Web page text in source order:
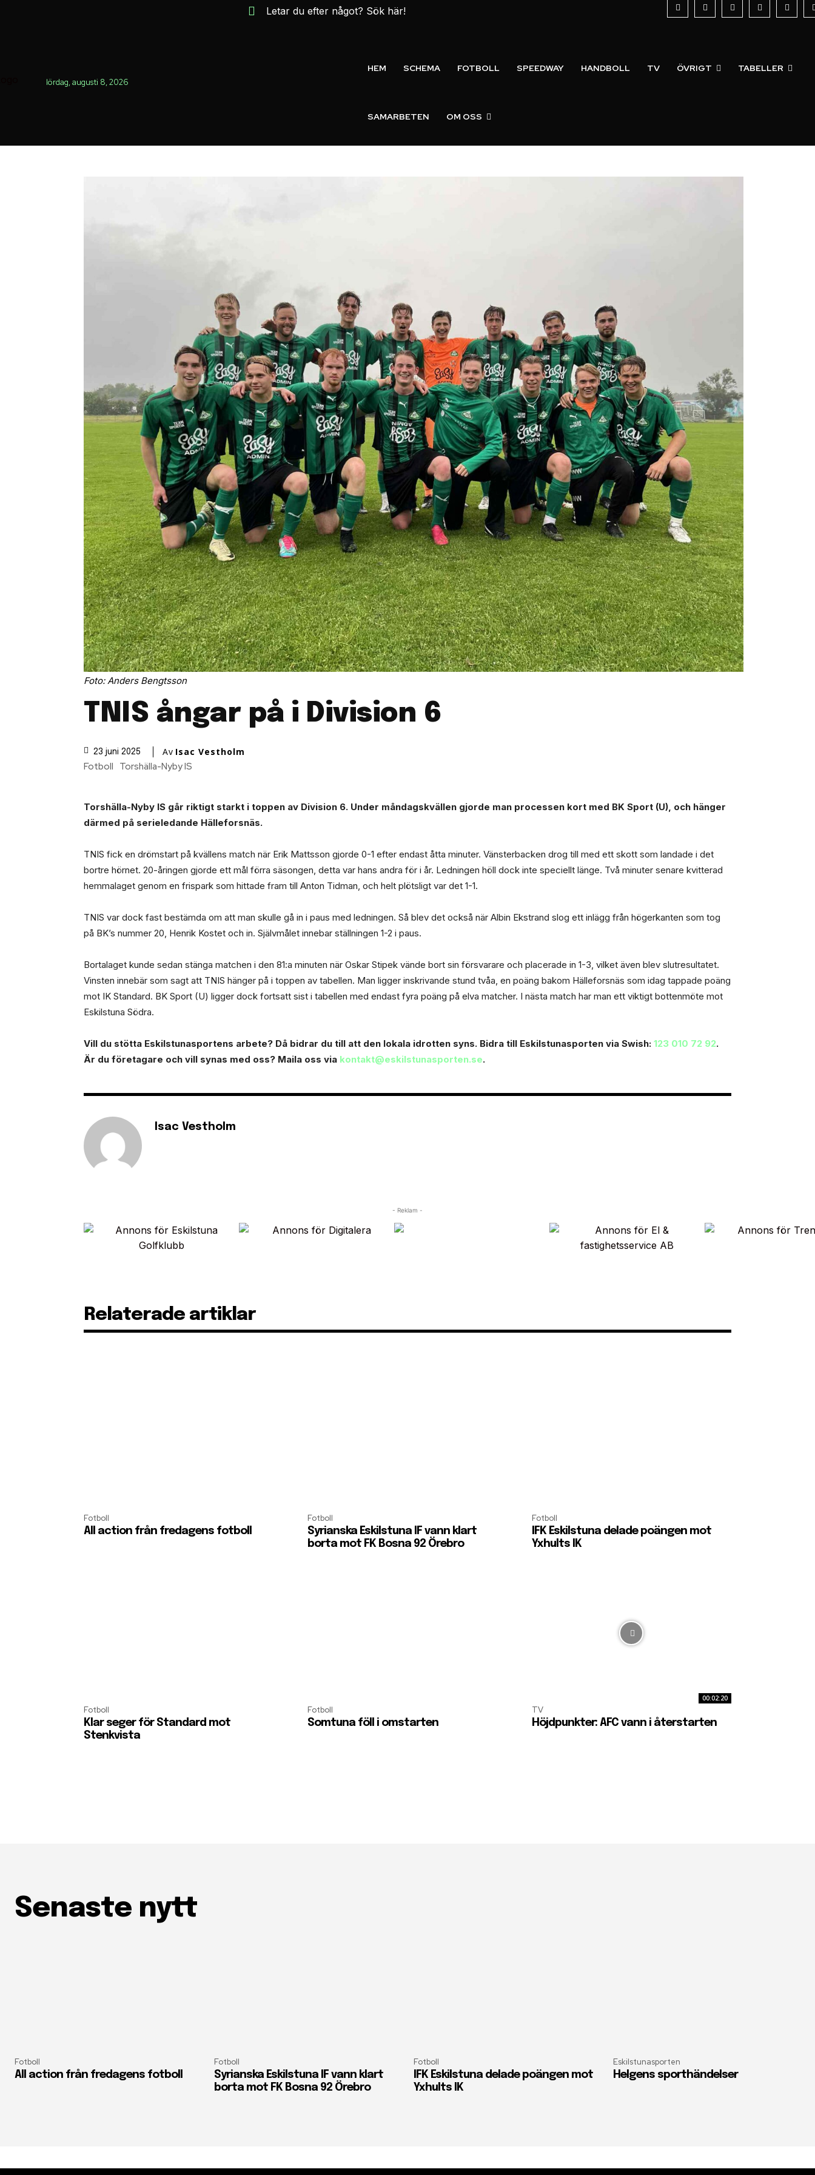
lördag, augusti 8, 2026
Letar du efter något? Sök här!
HEM SCHEMA FOTBOLL SPEEDWAY HANDBOLL TV ÖVRIGT TABELLER
SAMARBETEN OM OSS
Foto: Anders Bengtsson
TNIS ångar på i Division 6
23 juni 2025 Av Isac Vestholm
Fotboll Torshälla-Nyby IS
Torshälla-Nyby IS går riktigt starkt i toppen av Division 6. Under måndagskvällen gjorde man processen kort med BK Sport (U), och hänger
därmed på serieledande Hälleforsnäs.
TNIS fick en drömstart på kvällens match när Erik Mattsson gjorde 0-1 efter endast åtta minuter. Vänsterbacken drog till med ett skott som landade i det
bortre hörnet. 20-åringen gjorde ett mål förra säsongen, detta var hans andra för i år. Ledningen höll dock inte speciellt länge. Två minuter senare kvitterad
hemmalaget genom en frispark som hittade fram till Anton Tidman, och helt plötsligt var det 1-1.
TNIS var dock fast bestämda om att man skulle gå in i paus med ledningen. Så blev det också när Albin Ekstrand slog ett inlägg från högerkanten som tog
på BK’s nummer 20, Henrik Kostet och in. Självmålet innebar ställningen 1-2 i paus.
Bortalaget kunde sedan stänga matchen i den 81:a minuten när Oskar Stipek vände bort sin försvarare och placerade in 1-3, vilket även blev slutresultatet.
Vinsten innebär som sagt att TNIS hänger på i toppen av tabellen. Man ligger inskrivande stund tvåa, en poäng bakom Hälleforsnäs som idag tappade poäng
mot IK Standard. BK Sport (U) ligger dock fortsatt sist i tabellen med endast fyra poäng på elva matcher. I nästa match har man ett viktigt bottenmöte mot
Eskilstuna Södra.
Vill du stötta Eskilstunasportens arbete? Då bidrar du till att den lokala idrotten syns. Bidra till Eskilstunasporten via Swish: 123 010 72 92.
Är du företagare och vill synas med oss? Maila oss via kontakt@eskilstunasporten.se.
Isac Vestholm
- Reklam -
Relaterade artiklar
Fotboll
All action från fredagens fotboll
Fotboll
Syrianska Eskilstuna IF vann klart
borta mot FK Bosna 92 Örebro
Fotboll
IFK Eskilstuna delade poängen mot
Yxhults IK
Fotboll
Klar seger för Standard mot
Stenkvista
Fotboll
Somtuna föll i omstarten
00:02:20
TV
Höjdpunkter: AFC vann i återstarten
Senaste nytt
Fotboll
All action från fredagens fotboll
Fotboll
Syrianska Eskilstuna IF vann klart
borta mot FK Bosna 92 Örebro
Fotboll
IFK Eskilstuna delade poängen mot
Yxhults IK
Eskilstunasporten
Helgens sporthändelser